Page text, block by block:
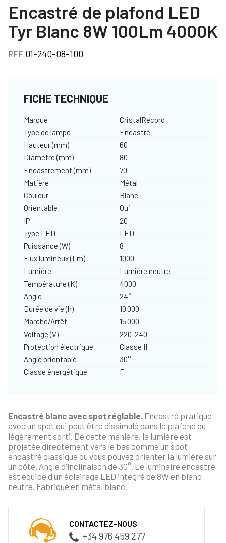
Encastré de plafond LED
Tyr Blanc 8W 100Lm 4000K
REF. 01-240-08-100
FICHE TECHNIQUE
Marque
CristalRecord
Type de lampe
Encastré
Hauteur (mm)
60
Diamètre (mm)
80
Encastrement (mm)
70
Matière
Métal
Couleur
Blanc
Orientable
Oui
IP
20
Type LED
LED
Puissance (W)
8
Flux lumineux (Lm)
1000
Lumière
Lumière neutre
Température (K)
4000
Angle
24°
Durée de vie (h)
10.000
Marche/Arrêt
15.000
Voltage (V)
220-240
Protection électrique
Classe II
Angle orientable
30°
Classe énergétique
F
Encastré blanc avec spot réglable. Encastré pratique
avec un spot qui peut être dissimulé dans le plafond ou
légèrement sorti. De cette manière, la lumière est
projetée directement vers le bas comme un spot
encastré classique ou vous pouvez orienter la lumière sur
un côté. Angle d'inclinaison de 30°. Le luminaire encastré
est équipé d'un éclairage LED intégré de 8W en blanc
neutre. Fabriqué en métal blanc.
CONTACTEZ-NOUS
+34 976 459 277